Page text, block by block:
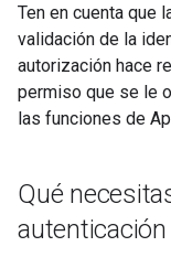
Ten en cuenta que
validación de la
autorización hace
permiso que se le
las funciones de
Qué